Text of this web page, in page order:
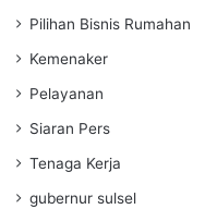
Pilihan Bisnis Rumahan
Kemenaker
Pelayanan
Siaran Pers
Tenaga Kerja
gubernur sulsel